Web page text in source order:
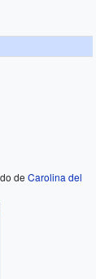
deCarolina del